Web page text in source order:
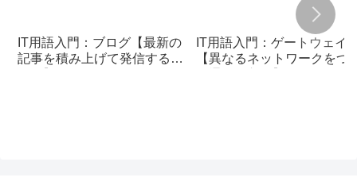
IT用語入門：ブログ【最新の
記事を積み上げて発信する仕
IT用語入門：ゲートウェイ
【異なるネットワークをつ